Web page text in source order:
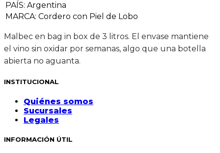
PAÍS: Argentina
MARCA: Cordero con Piel de Lobo
Malbec en bag in box de 3 litros. El envase mantiene
el vino sin oxidar por semanas, algo que una botella
abierta no aguanta.
INSTITUCIONAL
Quiénes somos
Sucursales
Legales
INFORMACIÓN ÚTIL